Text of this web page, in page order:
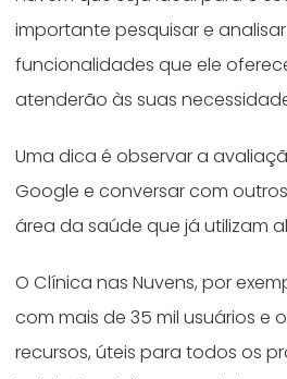
importante pesquisar e
funcionalidades que ele
atenderão às suas
Uma dica é observar a
Google e conversar com
área da saúde que já utilizam
O Clínica nas Nuvens, por
com mais de 35 mil usuários e
recursos, úteis para todos os